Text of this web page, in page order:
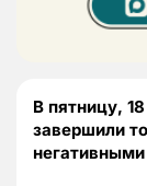
В пятницу,
завершили